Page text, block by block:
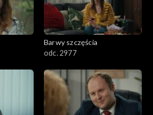
Barwy szczęścia
odc. 2977